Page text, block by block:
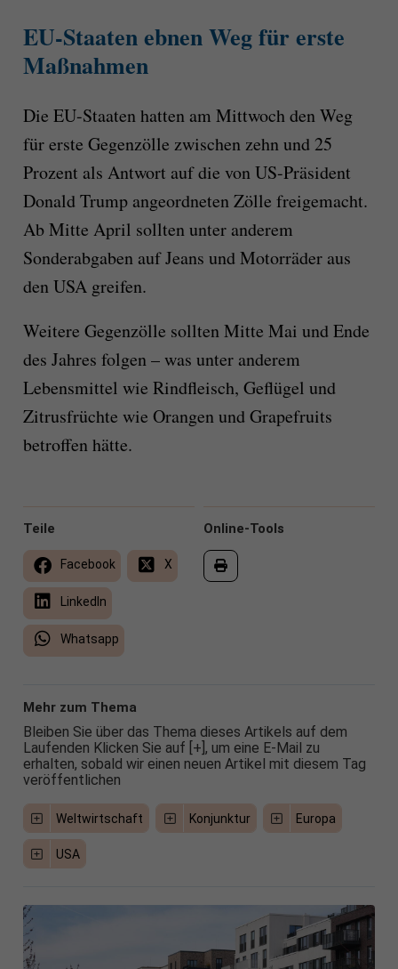
EU-Staaten ebnen Weg für erste
Maßnahmen
Die EU-Staaten hatten am Mittwoch den Weg
für erste Gegenzölle zwischen zehn und 25
Prozent als Antwort auf die von US-Präsident
Donald Trump angeordneten Zölle freigemacht.
Ab Mitte April sollten unter anderem
Sonderabgaben auf Jeans und Motorräder aus
den USA greifen.
Weitere Gegenzölle sollten Mitte Mai und Ende
des Jahres folgen – was unter anderem
Lebensmittel wie Rindfleisch, Geflügel und
Zitrusfrüchte wie Orangen und Grapefruits
betroffen hätte.
Online-Tools
Teile
Facebook X
LinkedIn
Whatsapp
Mehr zum Thema
Bleiben Sie über das Thema dieses Artikels auf dem
Laufenden Klicken Sie auf [+], um eine E-Mail zu
erhalten, sobald wir einen neuen Artikel mit diesem Tag
veröffentlichen
Weltwirtschaft Konjunktur Europa
USA